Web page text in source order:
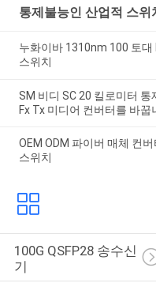
통제불능인 산업적 스위
누화이바 1310nm 100 토대
스위치
SM 비디 SC 20 킬로미터
Fx Tx 미디어 컨버터를 바꿉
OEM ODM 파이버 매체 컨
스위치
100G QSFP28 송수신
기